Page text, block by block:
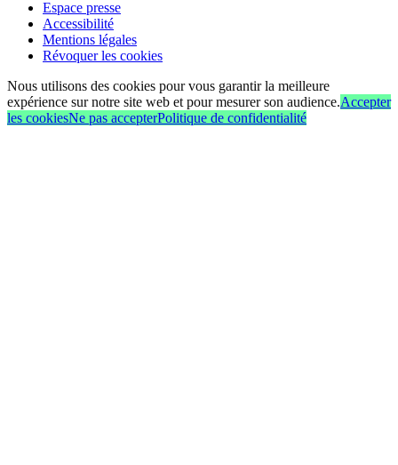
Espace presse
Accessibilité
Mentions légales
Révoquer les cookies
Nous utilisons des cookies pour vous garantir la meilleure
expérience sur notre site web et pour mesurer son audience.Accepter
les cookiesNe pas accepterPolitique de confidentialité